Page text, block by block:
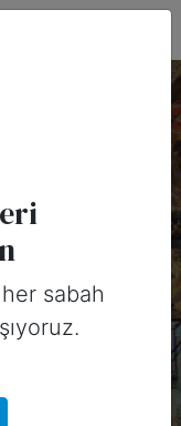
Amerika
günler
sabah